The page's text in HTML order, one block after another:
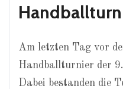
Am letzten Tag vor
Handballturnier der
Dabei bestanden die